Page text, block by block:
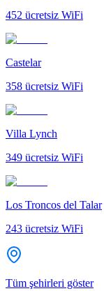
452 ücretsiz WiFi
Castelar
358 ücretsiz WiFi
Villa Lynch
349 ücretsiz WiFi
Los Troncos del Talar
243 ücretsiz WiFi
Tüm şehirleri göster